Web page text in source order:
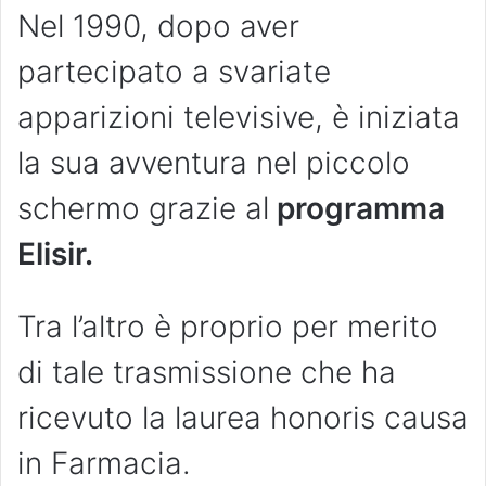
Nel 1990, dopo aver
partecipato a svariate
apparizioni televisive, è iniziata
la sua avventura nel piccolo
schermo grazie al programma
Elisir.
Tra l’altro è proprio per merito
di tale trasmissione che ha
ricevuto la laurea honoris causa
in Farmacia.